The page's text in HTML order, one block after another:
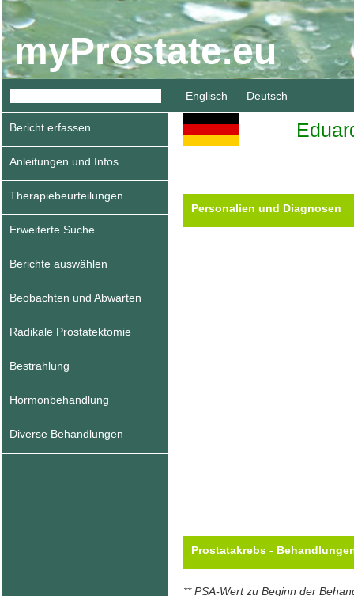
myProstate.eu
Englisch Deutsch
Bericht erfassen
Anleitungen und Infos
Therapiebeurteilungen
Erweiterte Suche
Berichte auswählen
Beobachten und Abwarten
Radikale Prostatektomie
Bestrahlung
Hormonbehandlung
Diverse Behandlungen
Personalien und Diagnosen
Prostatakrebs -
** PSA-Wert zu Beginn der